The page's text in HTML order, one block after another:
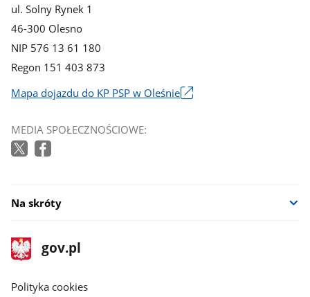
ul. Solny Rynek 1
46-300 Olesno
NIP 576 13 61 180
Regon 151 403 873
Mapa dojazdu do KP PSP w Oleśnie
się
w
MEDIA SPOŁECZNOŚCIOWE:
Na skróty
stopka
gov.pl
Strona
gov.pl
gov.pl
Polityka cookies